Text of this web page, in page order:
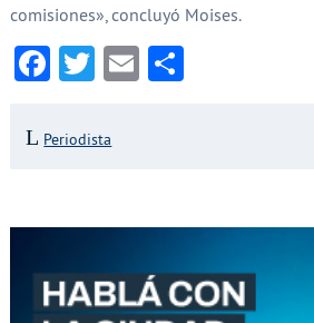
comisiones», concluyó Moises.
Facebook
Twitter
EmailCompartir
Periodista